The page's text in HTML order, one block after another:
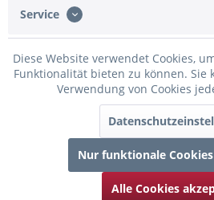
Folgende Infos zum Hersteller sind
Zubehör 2
Kunden kauften auch
Service
Diese Website verwendet Cookies,
Funktionalität bieten zu können. Sie
Verwendung von Cookies
Nur funktionale
Alle Cookies